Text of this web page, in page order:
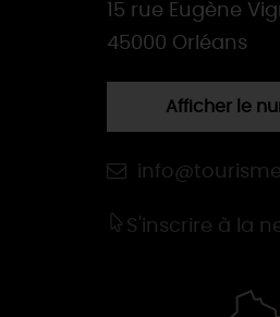
15 rue Eugène
45000 Orléans
Afficher le
S'inscrire à la